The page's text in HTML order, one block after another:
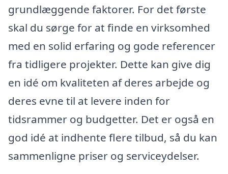
grundlæggende faktorer. For det første
skal du sørge for at finde en virksomhed
med en solid erfaring og gode referencer
fra tidligere projekter. Dette kan give dig
en idé om kvaliteten af deres arbejde og
deres evne til at levere inden for
tidsrammer og budgetter. Det er også en
god idé at indhente flere tilbud, så du kan
sammenligne priser og serviceydelser.